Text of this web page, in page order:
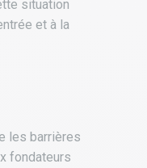
situation
et à la
les barrières
fondateurs